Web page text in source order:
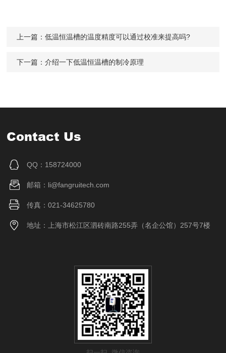
上一篇：低温恒温槽的温度精度可以通过校准来提高吗?
下一篇：介绍一下低温恒温槽的制冷原理
Contact Us
QQ：158724000
邮箱：li@fangruitech.com
传真：021-34625780
地址：上海市松江区泗砖南路255弄（名企公馆）257号7楼